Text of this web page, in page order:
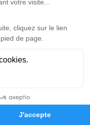
Hommages
est